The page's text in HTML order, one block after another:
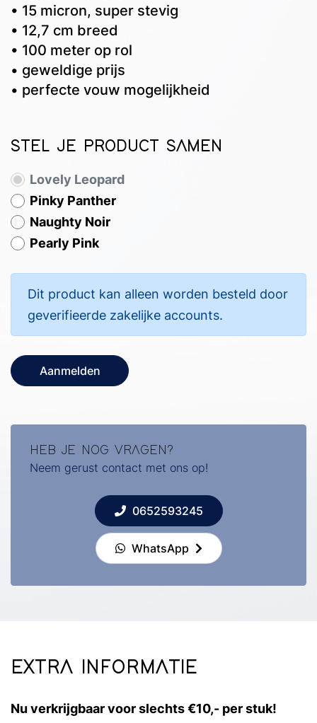
• 15 micron, super stevig
• 12,7 cm breed
• 100 meter op rol
• geweldige prijs
• perfecte vouw mogelijkheid
STEL JE PRODUCT SAMEN
Lovely Leopard
Pinky Panther
Naughty Noir
Pearly Pink
Dit product kan alleen worden besteld door
geverifieerde zakelijke accounts.
Aanmelden
HEB JE NOG VRAGEN?
Neem gerust contact met ons op!
0652593245
WhatsApp
EXTRA INFORMATIE
Nu verkrijgbaar voor slechts €10,- per stuk!